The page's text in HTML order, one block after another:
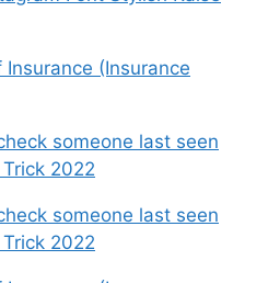
Insurance (Insurance
someone last seen
2022
someone last seen
2022